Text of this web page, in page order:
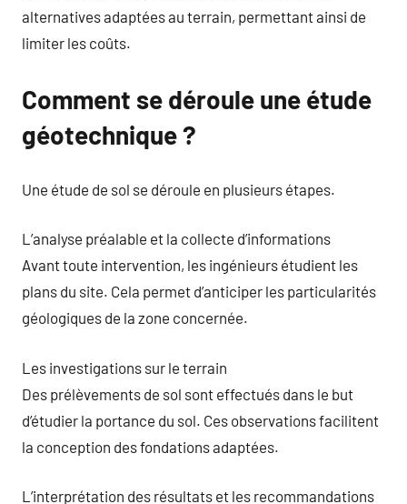
alternatives adaptées au terrain, permettant ainsi de
limiter les coûts.
Comment se déroule une étude
géotechnique ?
Une étude de sol se déroule en plusieurs étapes.
L’analyse préalable et la collecte d’informations
Avant toute intervention, les ingénieurs étudient les
plans du site. Cela permet d’anticiper les particularités
géologiques de la zone concernée.
Les investigations sur le terrain
Des prélèvements de sol sont effectués dans le but
d’étudier la portance du sol. Ces observations facilitent
la conception des fondations adaptées.
L’interprétation des résultats et les recommandations